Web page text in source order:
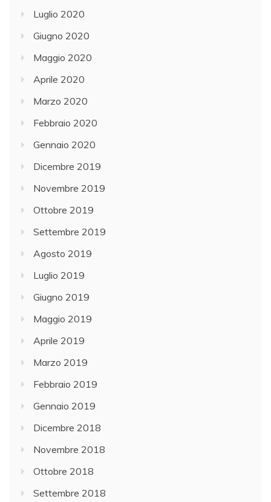
Luglio 2020
Giugno 2020
Maggio 2020
Aprile 2020
Marzo 2020
Febbraio 2020
Gennaio 2020
Dicembre 2019
Novembre 2019
Ottobre 2019
Settembre 2019
Agosto 2019
Luglio 2019
Giugno 2019
Maggio 2019
Aprile 2019
Marzo 2019
Febbraio 2019
Gennaio 2019
Dicembre 2018
Novembre 2018
Ottobre 2018
Settembre 2018